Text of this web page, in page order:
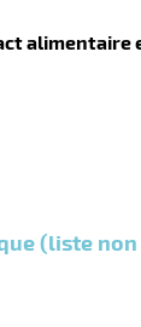
alimentaire
(liste